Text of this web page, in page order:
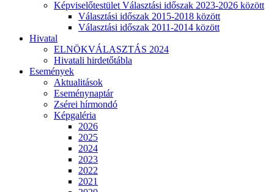
Képviselőtestület Választási időszak 2023-2026 között
Választási időszak 2015-2018 között
Választási időszak 2011-2014 között
Hivatal
ELNÖKVÁLASZTÁS 2024
Hivatali hirdetőtábla
Események
Aktualitások
Eseménynaptár
Zsérei hírmondó
Képgaléria
2026
2025
2024
2023
2022
2021